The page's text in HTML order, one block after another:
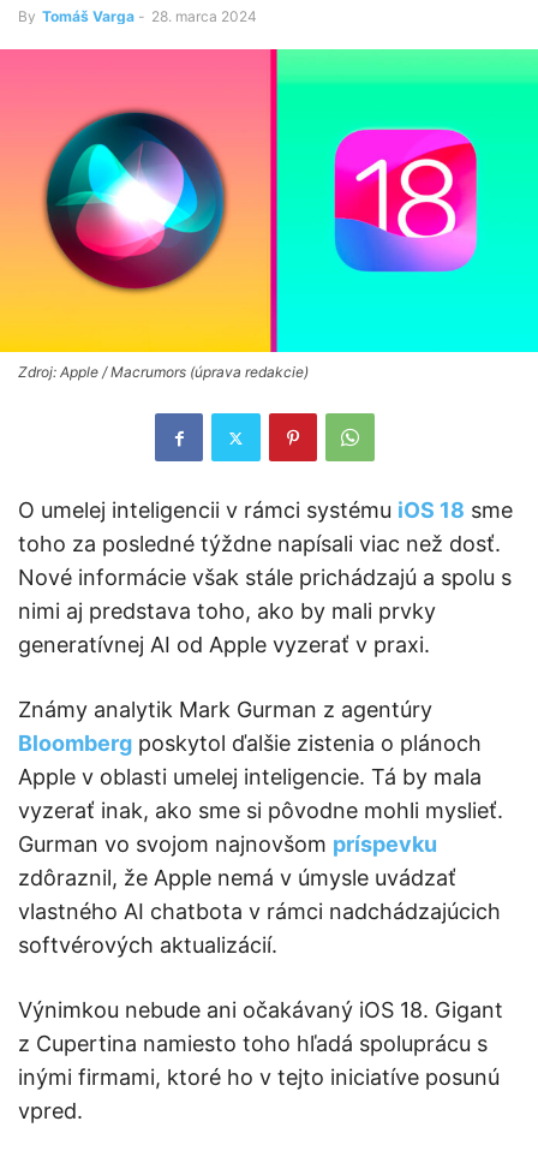
By Tomáš Varga - 28. marca 2024
Zdroj: Apple / Macrumors (úprava redakcie)
O umelej inteligencii v rámci systému iOS 18 sme
toho za posledné týždne napísali viac než dosť.
Nové informácie však stále prichádzajú a spolu s
nimi aj predstava toho, ako by mali prvky
generatívnej AI od Apple vyzerať v praxi.
Známy analytik Mark Gurman z agentúry
Bloomberg poskytol ďalšie zistenia o plánoch
Apple v oblasti umelej inteligencie. Tá by mala
vyzerať inak, ako sme si pôvodne mohli myslieť.
Gurman vo svojom najnovšom príspevku
zdôraznil, že Apple nemá v úmysle uvádzať
vlastného AI chatbota v rámci nadchádzajúcich
softvérových aktualizácií.
Výnimkou nebude ani očakávaný iOS 18. Gigant
z Cupertina namiesto toho hľadá spoluprácu s
inými firmami, ktoré ho v tejto iniciatíve posunú
vpred.